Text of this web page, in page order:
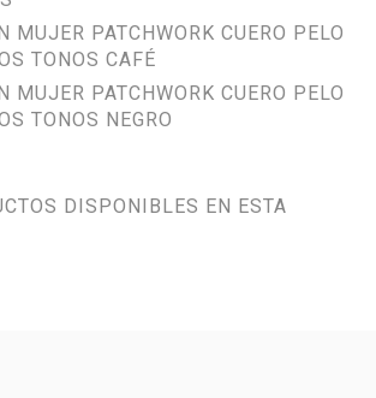
MUJER PATCHWORK CUERO PELO
TONOS CAFÉ
MUJER PATCHWORK CUERO PELO
TONOS NEGRO
DISPONIBLES EN ESTA